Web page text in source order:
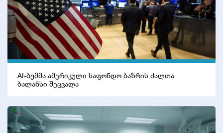
AI-ბუმმა ამერიკული საფონდო ბაზრის ძალთა
ბალანსი შეცვალა